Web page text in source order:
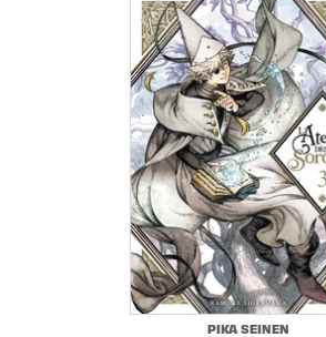
PIKA SEINEN